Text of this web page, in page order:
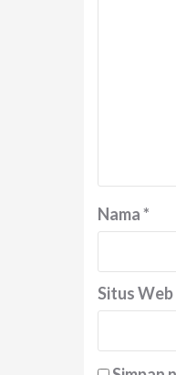
Nama*
Situs Web